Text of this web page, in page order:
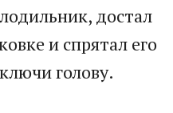
достал
и спрятал его
голову.